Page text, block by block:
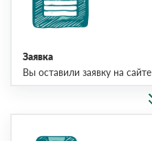
Заявка
Вы оставили заявку на сайте